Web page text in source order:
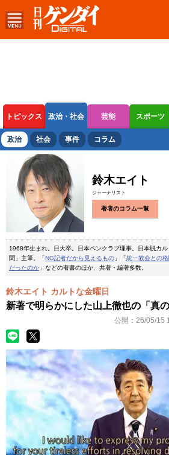
トピックス 政治・社会 芸能 スポーツ
ボートレース 競輪 オートレース
政治 社会 事件 コラム
鈴木エイト
ジャーナリスト
著者のコラム一覧
1968年生まれ。日大卒。日本ペンクラブ理事。日本脱カ
聞」主筆。「NG記者だから見えるもの 」「統一教会との
だったのか 」などの著書のほか、共著・編著多数。
鈴木エイト カルトな金曜日
新著で明らかにした山上徹也の「真の
公開： 26/05/15